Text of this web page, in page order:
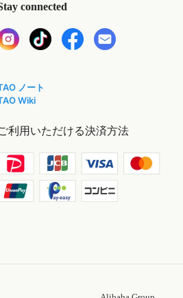
connected
ノート
Wiki
利用いただける決済方法